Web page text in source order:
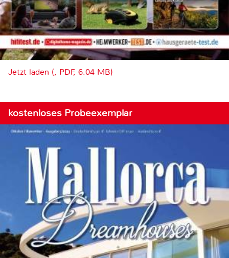
Jetzt laden (, PDF, 6.04 MB)
kostenloses Probeexemplar